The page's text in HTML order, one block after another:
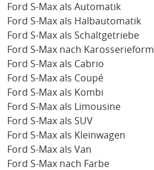
Ford S-Max als Automatik
Ford S-Max als Halbautomatik
Ford S-Max als Schaltgetriebe
Ford S-Max nach Karosserieform
Ford S-Max als Cabrio
Ford S-Max als Coupé
Ford S-Max als Kombi
Ford S-Max als Limousine
Ford S-Max als SUV
Ford S-Max als Kleinwagen
Ford S-Max als Van
Ford S-Max nach Farbe